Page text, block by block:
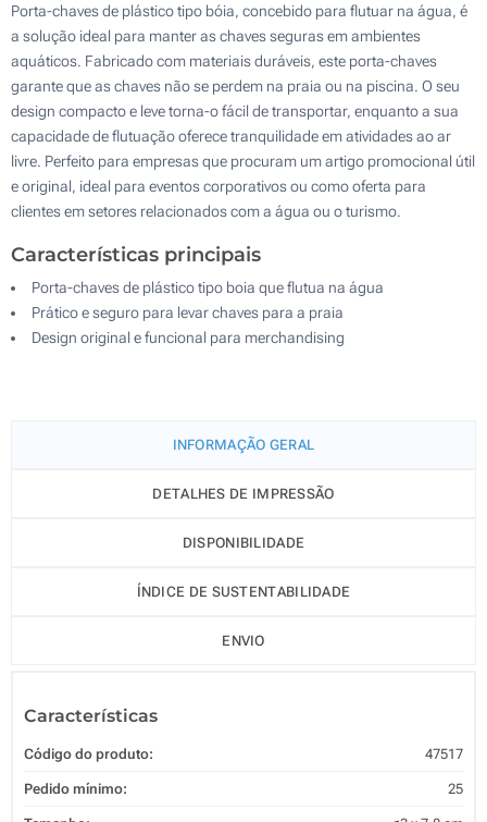
Porta-chaves de plástico tipo bóia, concebido para flutuar na água, é
a solução ideal para manter as chaves seguras em ambientes
aquáticos. Fabricado com materiais duráveis, este porta-chaves
garante que as chaves não se perdem na praia ou na piscina. O seu
design compacto e leve torna-o fácil de transportar, enquanto a sua
capacidade de flutuação oferece tranquilidade em atividades ao ar
livre. Perfeito para empresas que procuram um artigo promocional útil
e original, ideal para eventos corporativos ou como oferta para
clientes em setores relacionados com a água ou o turismo.
Características principais
Porta-chaves de plástico tipo boia que flutua na água
Prático e seguro para levar chaves para a praia
Design original e funcional para merchandising
INFORMAÇÃO GERAL
DETALHES DE IMPRESSÃO
DISPONIBILIDADE
ÍNDICE DE SUSTENTABILIDADE
ENVIO
Características
Código do produto: 47517
Pedido mínimo: 25